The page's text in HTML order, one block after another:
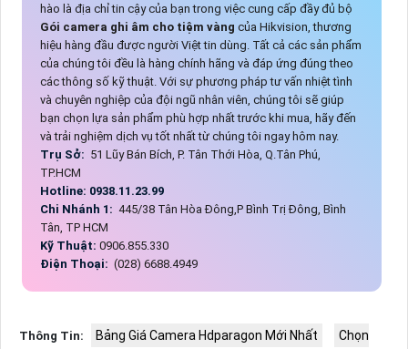
hào là địa chỉ tin cậy của bạn trong việc cung cấp đầy đủ bộ
Gói camera ghi âm cho tiệm vàng của Hikvision, thương
hiệu hàng đầu được người Việt tin dùng. Tất cả các sản phẩm
của chúng tôi đều là hàng chính hãng và đáp ứng đúng theo
các thông số kỹ thuật. Với sự phương pháp tư vấn nhiệt tình
và chuyên nghiệp của đội ngũ nhân viên, chúng tôi sẽ giúp
bạn chọn lựa sản phẩm phù hợp nhất trước khi mua, hãy đến
và trải nghiệm dịch vụ tốt nhất từ chúng tôi ngay hôm nay.
Trụ Sở: 51 Lũy Bán Bích, P. Tân Thới Hòa, Q.Tân Phú,
TP.HCM
Hotline: 0938.11.23.99
Chi Nhánh 1: 445/38 Tân Hòa Đông,P Bình Trị Đông, Bình
Tân, TP HCM
Kỹ Thuật: 0906.855.330
Điện Thoại: (028) 6688.4949
Thông Tin: Bảng Giá Camera Hdparagon Mới Nhất
Chọn